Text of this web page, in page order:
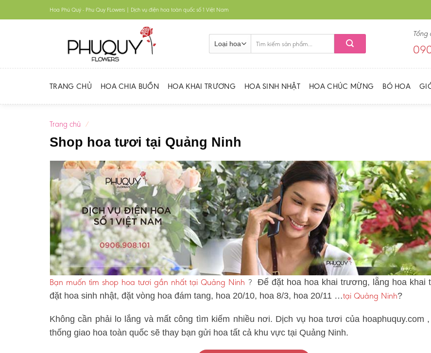
to
Hoa Phú Quý - Phu Quy FLowers | Dịch vụ điện hoa toàn quốc số 1 Việt Nam
kiếm:
TRANG CHỦ HOA CHIA BUỒN HOA KHAI TRƯƠNG HOA SINH NHẬT HOA CHÚC MỪNG BÓ HOA
Trang chủ /
Shop hoa tươi tại Quảng Ninh
Bạn muốn tìm shop hoa tươi gần nhất tại Quảng Ninh ?Để đặt hoa hoa khai trương, lẵng hoa khai
đặt hoa sinh nhật, đặt vòng hoa đám tang, hoa 20/10, hoa 8/3, hoa 20/11 …tại Quảng Ninh?
Không cần phải lo lắng và mất công tìm kiếm nhiều nơi. Dịch vụ hoa tươi của hoaphuquy.com
thống giao hoa toàn quốc sẽ thay bạn gửi hoa tất cả khu vực tại Quảng Ninh.